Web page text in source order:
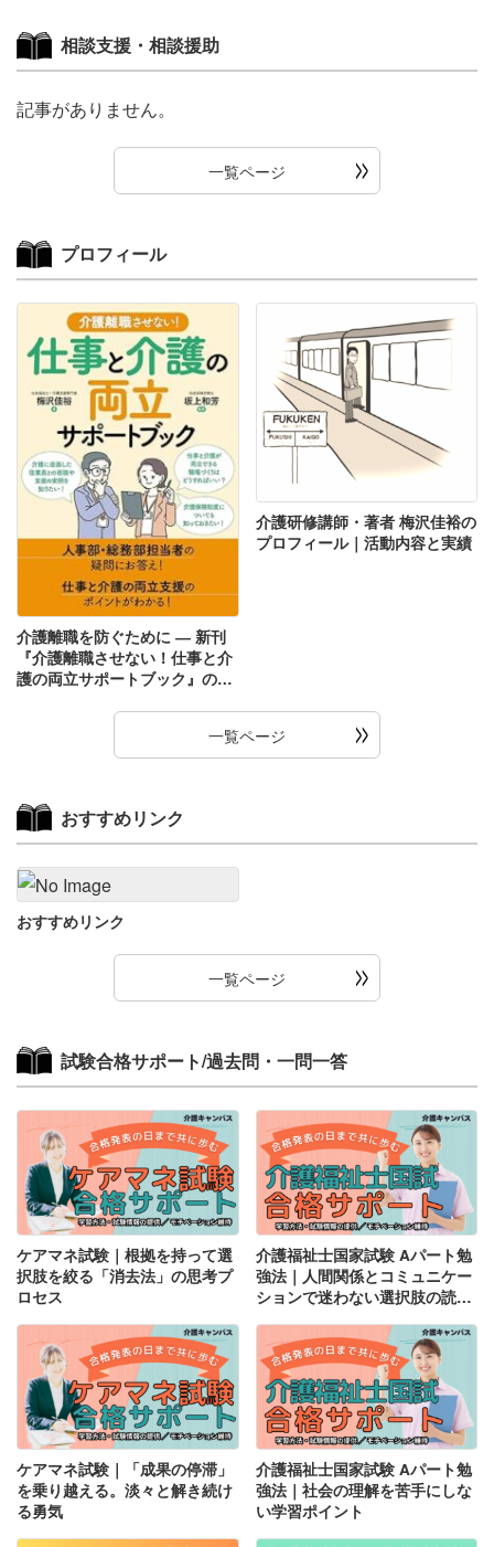
相談支援・相談援助
記事がありません。
一覧ページ
プロフィール
介護離職を防ぐために ― 新刊
『介護離職させない！仕事と介
護の両立サポートブック』のご
介護研修講師・著者 梅沢佳裕の
プロフィール｜活動内容と実績
一覧ページ
おすすめリンク
おすすめリンク
一覧ページ
試験合格サポート/過去問・一問一答
ケアマネ試験｜根拠を持って選
択肢を絞る「消去法」の思考プ
ロセス
介護福祉士国家試験 Aパート勉
強法｜人間関係とコミュニケー
ションで迷わない選択肢の読み
ケアマネ試験｜「成果の停滞」
を乗り越える。淡々と解き続け
る勇気
介護福祉士国家試験 Aパート勉
強法｜社会の理解を苦手にしな
い学習ポイント